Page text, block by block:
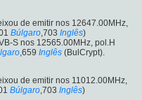
de emitir nos 12647.00MHz,
Búlgaro,703 Inglês)
S nos 12565.00MHz, pol.H
,659 Inglês (BulCrypt).
de emitir nos 11012.00MHz,
Búlgaro,703 Inglês)